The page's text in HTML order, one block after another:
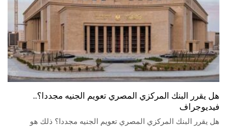
هل يقرر البنك المركزي المصري تعويم الجنيه مجددا؟..
فيديوجراف
هل يقرر البنك المركزي المصري تعويم الجنيه مجددا؟ ذلك هو